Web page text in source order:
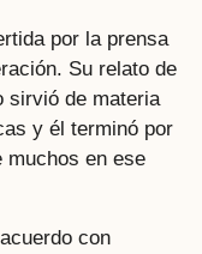
por la prensa
Su relato de
sirvió de materia
y él terminó por
muchos en ese
con